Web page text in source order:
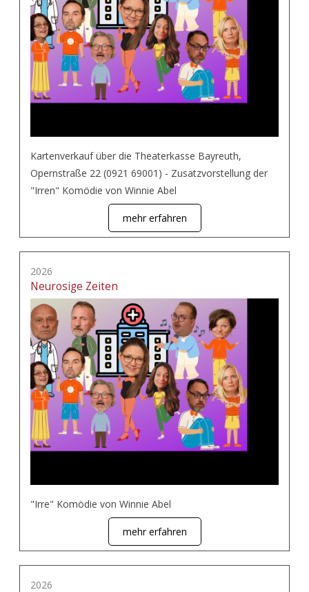
Kartenverkauf über die Theaterkasse Bayreuth,
Opernstraße 22 (0921 69001) - Zusatzvorstellung der
"Irren" Komödie von Winnie Abel
mehr erfahren
2026
Neurosige Zeiten
"Irre" Komödie von Winnie Abel
mehr erfahren
2026